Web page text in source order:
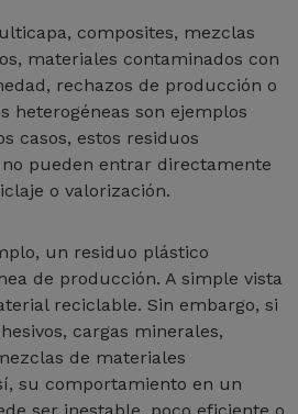
composites, mezclas
materiales contaminados con
rechazos de producción o
heterogéneas son ejemplos
casos, estos residuos
pueden entrar directamente
o valorización.
un residuo plástico
de producción. A simple vista
reciclable. Sin embargo, si
cargas minerales,
de materiales
su comportamiento en un
ser inestable, poco eficiente o